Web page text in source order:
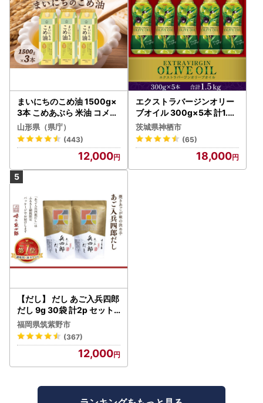
まいにちのこめ油 1500g×
3本 こめあぶら 米油 コメ油
揚げ物 炒め物 サラダ 山形
県 食用油 食用オイル 調理
油 油 食品 山形県 F2Y-173
山形県（県庁）
(443)
12,000
エクストラバージンオリー
ブオイル 300g×5本 計1.5k
g オリーブオイル 食用油
茨城県神栖市
(65)
18,000
【だし】 だし あご入兵四郎
だし 9g 30袋 計2p セット
21760217
福岡県筑紫野市
(367)
12,000